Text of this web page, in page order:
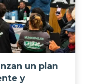
un plan
y